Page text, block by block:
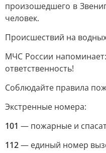
произошедшего в
человек.
Происшествий на
МЧС России
ответственность!
Соблюдайте правила
Экстренные номера:
101 — пожарные и
112— единый номер